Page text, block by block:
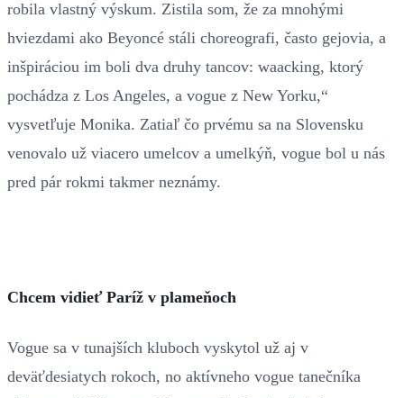
robila vlastný výskum. Zistila som, že za mnohými
hviezdami ako Beyoncé stáli choreografi, často gejovia, a
inšpiráciou im boli dva druhy tancov: waacking, ktorý
pochádza z Los Angeles, a vogue z New Yorku,“
vysvetľuje Monika. Zatiaľ čo prvému sa na Slovensku
venovalo už viacero umelcov a umelkýň, vogue bol u nás
pred pár rokmi takmer neznámy.
Chcem vidieť Paríž v plameňoch
Vogue sa v tunajších kluboch vyskytol už aj v
deväťdesiatych rokoch, no aktívneho vogue tanečníka